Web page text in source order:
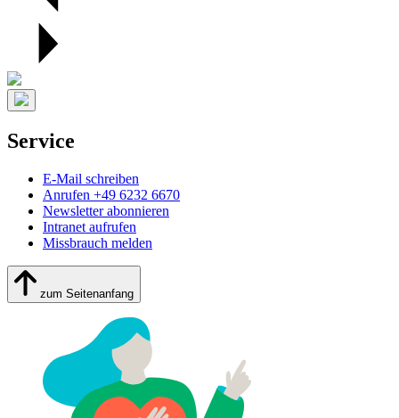
Service
E-Mail schreiben
Anrufen +49 6232 6670
Newsletter abonnieren
Intranet aufrufen
Missbrauch melden
zum Seitenanfang